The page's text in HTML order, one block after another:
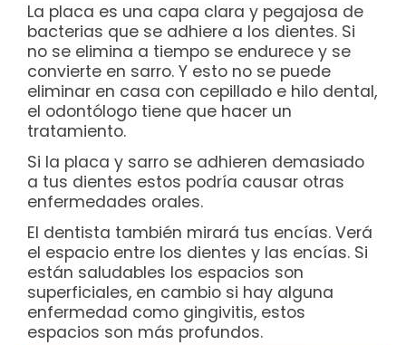
La placa es una capa clara y pegajosa de
bacterias que se adhiere a los dientes. Si
no se elimina a tiempo se endurece y se
convierte en sarro. Y esto no se puede
eliminar en casa con cepillado e hilo dental,
el odontólogo tiene que hacer un
tratamiento.
Si la placa y sarro se adhieren demasiado
a tus dientes estos podría causar otras
enfermedades orales.
El dentista también mirará tus encías. Verá
el espacio entre los dientes y las encías. Si
están saludables los espacios son
superficiales, en cambio si hay alguna
enfermedad como gingivitis, estos
espacios son más profundos.